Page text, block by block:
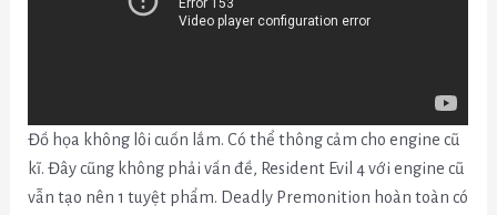
Đồ họa không lôi cuốn lắm. Có thể thông cảm cho engine cũ
kĩ. Đây cũng không phải vấn đề, Resident Evil 4 với engine cũ
vẫn tạo nên 1 tuyệt phẩm. Deadly Premonition hoàn toàn có